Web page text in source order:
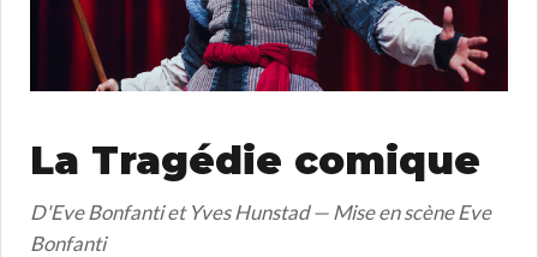
La Tragédie comique
D'Eve Bonfanti et Yves Hunstad — Mise en scène Eve
Bonfanti